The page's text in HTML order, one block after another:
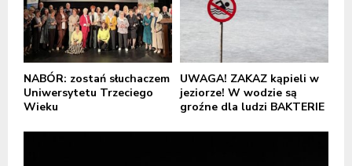
NABÓR: zostań słuchaczem
Uniwersytetu Trzeciego
Wieku
UWAGA! ZAKAZ kąpieli w
jeziorze! W wodzie są
groźne dla ludzi BAKTERIE